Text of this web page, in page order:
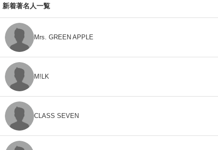
新着著名人一覧
Mrs. GREEN APPLE
M!LK
CLASS SEVEN